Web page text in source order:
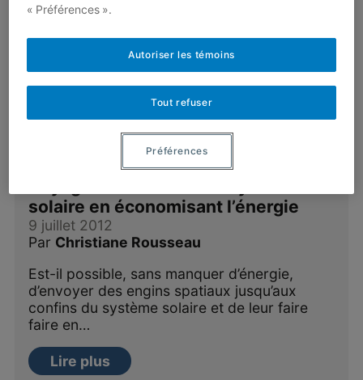
solaire en économisant l’énergie
9 juillet 2012
Par Christiane Rousseau
Est-il possible, sans manquer d’énergie,
d’envoyer des engins spatiaux jusqu’aux
confins du système solaire et de leur faire
faire en…
Lire plus
« Préférences ».
Tout refuser
Autoriser les témoins
Préférences